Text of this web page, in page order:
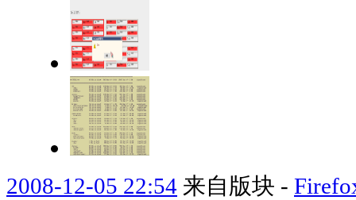
2008-12-05 22:54 来自版块 -